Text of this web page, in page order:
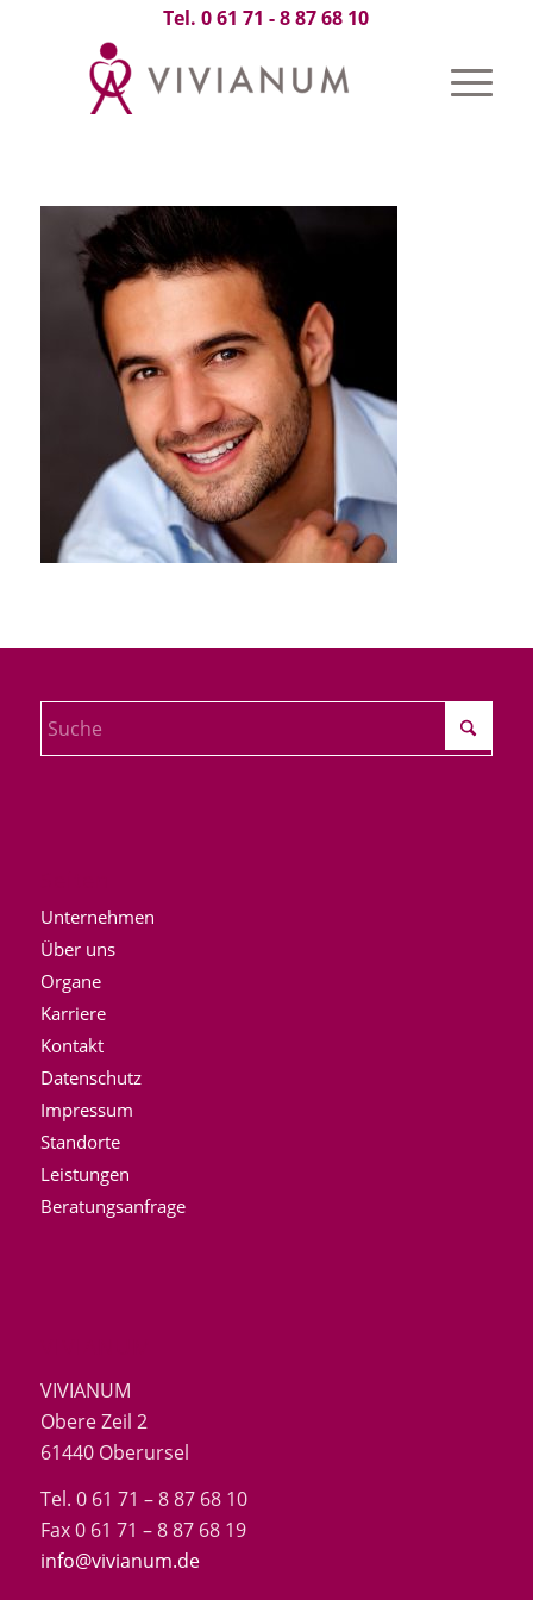
Tel. 0 61 71 - 8 87 68 10
Unternehmen
Über uns
Organe
Karriere
Kontakt
Datenschutz
Impressum
Standorte
Leistungen
Beratungsanfrage
VIVIANUM
Obere Zeil 2
61440 Oberursel
Tel. 0 61 71 – 8 87 68 10
Fax 0 61 71 – 8 87 68 19
info@vivianum.de